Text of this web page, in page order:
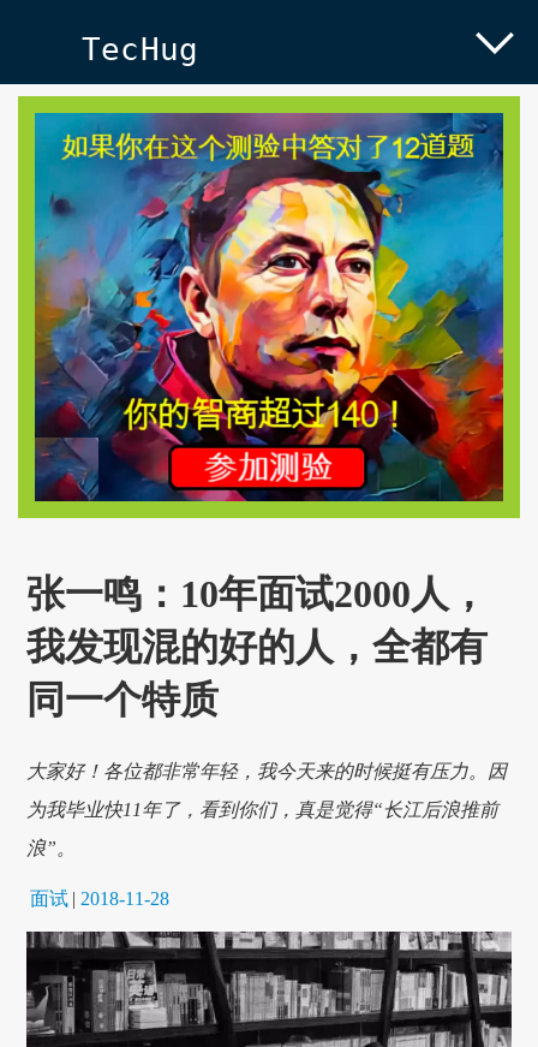
TecHug
张一鸣：10年面试2000人，
我发现混的好的人，全都有
同一个特质
大家好！各位都非常年轻，我今天来的时候挺有压力。因
为我毕业快11年了，看到你们，真是觉得“长江后浪推前
浪”。
面试 | 2018-11-28